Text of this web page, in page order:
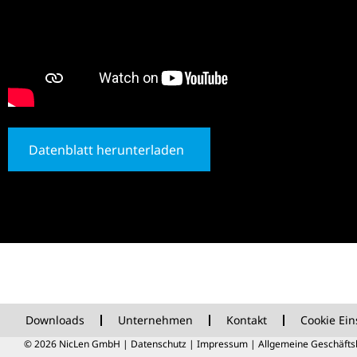
Datenblatt herunterladen
Downloads Unternehmen Kontakt Cookie
© 2026 NicLen GmbH | Datenschutz | Impressum | Allgemeine